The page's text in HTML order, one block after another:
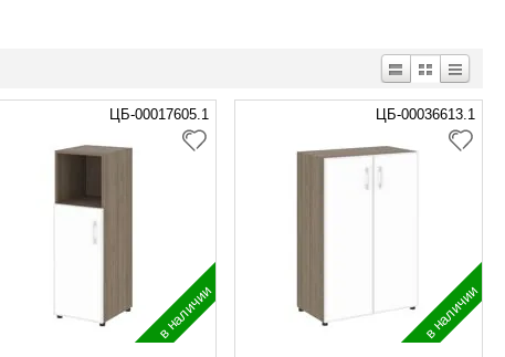
ЦБ-00017605.1
в наличии
ЦБ-00036613.1
в наличии